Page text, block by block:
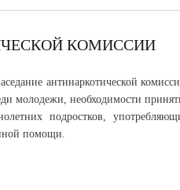
КОМИССИИ
антинаркотической
молодежи, необходимости
подростков,
помощи.